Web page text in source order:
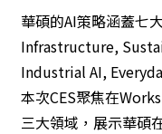
華碩的AI策略涵蓋七
Infrastructure,
Industrial AI,
本次CES聚焦在
三大領域，展示華碩